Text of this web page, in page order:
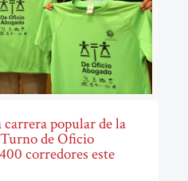
popular de la
de Oficio
corredores este